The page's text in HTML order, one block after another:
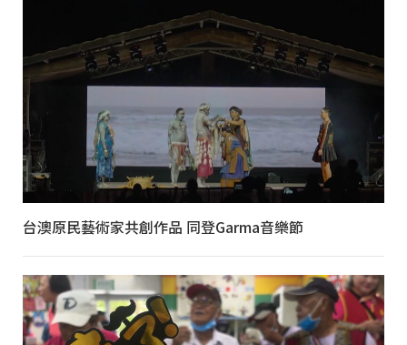
台澳原民藝術家共創作品 同登Garma音樂節